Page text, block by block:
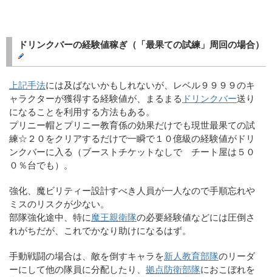
ドリンクバーの経験値稼ぎ（「最果ての試練」周回の場合）
上記手法には及ばないかもしれないが、レベル９９９９のキ
ャラクターが獲得する経験値が、まるまる ドリンクバー送り
になることを利用する方法もある。
プリニー帽とプリニー教育係の効果だけでも現世最果ての試
練☆２０をクリアするだけで一瞬で１０億級の経験値がドリ
ンクバーに入る（ブーストチケットなしで チート屋は５０
０％台でも）。
強化、魔ビリティー設計すべき人員が一人なので手順忘れや
ミスのリスクが少ない。
部隊強化途中、特に魔王親衛隊の必要経験値などには圧倒さ
れがちだが、これでかなり助けになるはず。
手動戦闘の場合は、敵を倒すキャラを新人教育部隊のリーダ
ーにして他の隊員に分配したり、 拠点防衛部隊におこぼれを